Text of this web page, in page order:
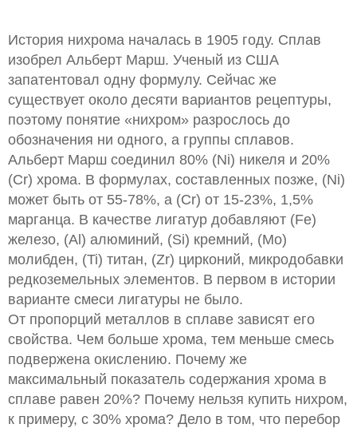
История нихрома началась в 1905 году. Сплав
изобрел Альберт Марш. Ученый из США
запатентовал одну формулу. Сейчас же
существует около десяти вариантов рецептуры,
поэтому понятие «нихром» разрослось до
обозначения ни одного, а группы сплавов.
Альберт Марш соединил 80% (Ni) никеля и 20%
(Cr) хрома. В формулах, составленных позже, (Ni)
может быть от 55-78%, а (Cr) от 15-23%, 1,5%
марганца. В качестве лигатур добавляют (Fe)
железо, (Al) алюминий, (Si) кремний, (Mo)
молибден, (Ti) титан, (Zr) цирконий, микродобавки
редкоземельных элементов. В первом в истории
варианте смеси лигатуры не было.
От пропорций металлов в сплаве зависят его
свойства. Чем больше хрома, тем меньше смесь
подвержена окислению. Почему же
максимальный показатель содержания хрома в
сплаве равен 20%? Почему нельзя купить нихром,
к примеру, с 30% хрома? Дело в том, что перебор